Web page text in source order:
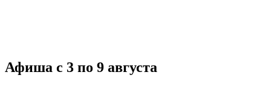
Афиша с 3 по 9 августа